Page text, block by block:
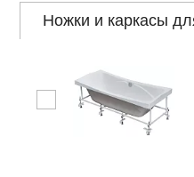
Ножки и каркасы